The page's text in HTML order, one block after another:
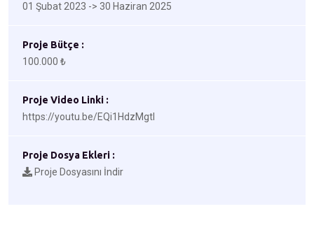
01 Şubat 2023 -> 30 Haziran 2025
Proje Bütçe :
100.000 ₺
Proje Video Linki :
https://youtu.be/EQi1HdzMgtI
Proje Dosya Ekleri :
Proje Dosyasını İndir